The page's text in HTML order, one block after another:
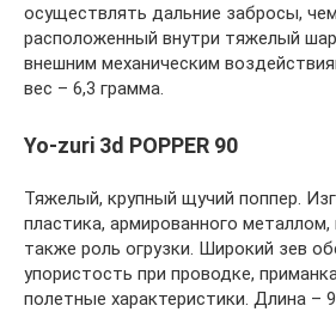
осуществлять дальние забросы,
расположенный внутри тяжелый
внешним механическим
вес – 6,3 грамма.
Yo-zuri 3d POPPER 90
Тяжелый, крупный щучий поппер.
пластика, армированного
также роль огрузки. Широкий зев
упористость при проводке,
полетные характеристики. Длина –